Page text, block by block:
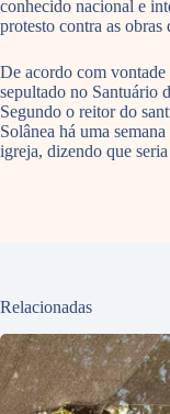
conhecido nacional e
protesto contra as
De acordo com vontade
sepultado no Santuário
Segundo o reitor do
Solânea há uma
igreja, dizendo que
Relacionadas